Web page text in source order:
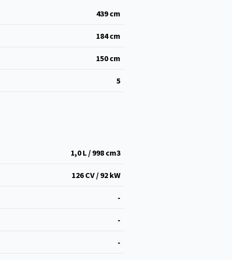
439cm
184cm
150cm
5
1,0 L / 998 cm3
126 CV / 92 kW
-
-
-